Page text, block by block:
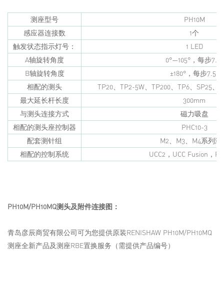
测座型号
PH10M
感应器连接数
1个
触发状态指示灯号：
1 LED
A轴旋转角度
0°—105°，每步7.5°
B轴旋转角度
±180°，每步7.5°
相配的测头
TP20、TP2-5W、TP200、TP6、SP25、
最大延长杆长度
300mm
与测头连接方式
磁力吸盘
相配的测头座控制器
PHC10-3
配套测针组
M2、M3、M4系列测
相配的控制系统
UCC2，UCC Fusion，
PH10M/PH10MQ测头及附件连接图：
青岛彦辰商贸有限公司可为您提供原装RENISHAW PH10M/PH10MQ
测座全新产品及测座RBE置换服务（需提供产品编号）